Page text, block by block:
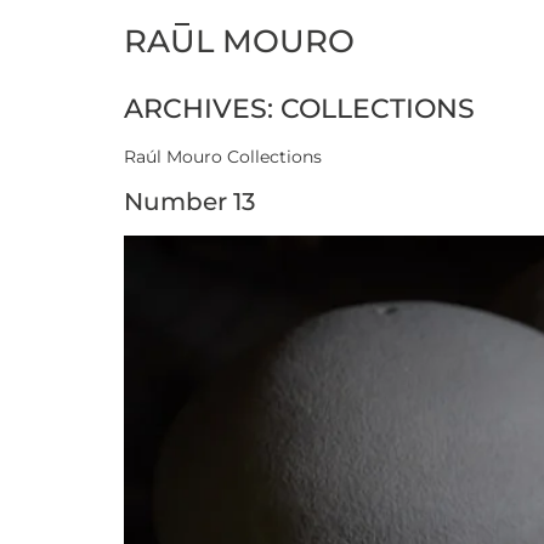
RAUL MOURO
ARCHIVES: COLLECTIONS
Raúl Mouro Collections
Number 13